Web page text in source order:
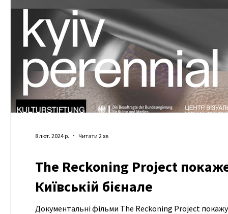
The Reckoning Project
Київській бієнале
Документальні фільми The Reckoning Project
8 лют. 2024 р. Читати 2 хв